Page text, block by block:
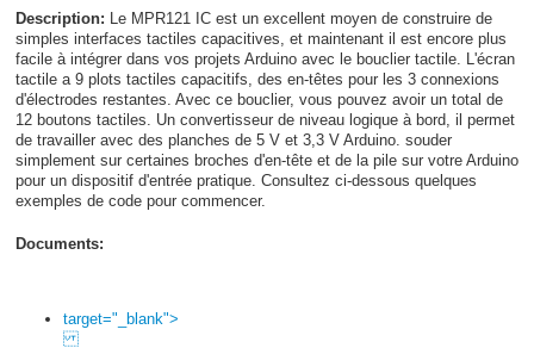
Description:
Le MPR121 IC est un excellent moyen de construire de
simples interfaces tactiles capacitives, et maintenant il est encore plus
facile à intégrer dans vos projets Arduino avec le bouclier tactile. L'écran
tactile a 9 plots tactiles capacitifs, des en-têtes pour les 3 connexions
d'électrodes restantes. Avec ce bouclier, vous pouvez avoir un total de
12 boutons tactiles. Un convertisseur de niveau logique à bord, il permet
de travailler avec des planches de 5 V et 3,3 V Arduino. souder
simplement sur certaines broches d'en-tête et de la pile sur votre Arduino
pour un dispositif d'entrée pratique. Consultez ci-dessous quelques
exemples de code pour commencer.
Documents:
target="_blank">